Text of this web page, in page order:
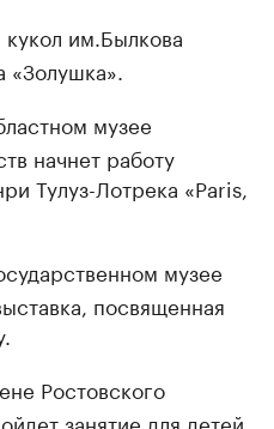
им.Былкова
«Золушка».
музее
начнет работу
Тулуз-Лотрека «Paris,
музее
посвященная
Ростовского
занятие для детей